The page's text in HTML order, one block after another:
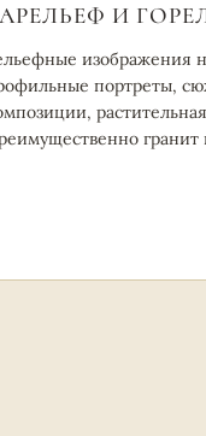
И
изображения
портреты,
гранит